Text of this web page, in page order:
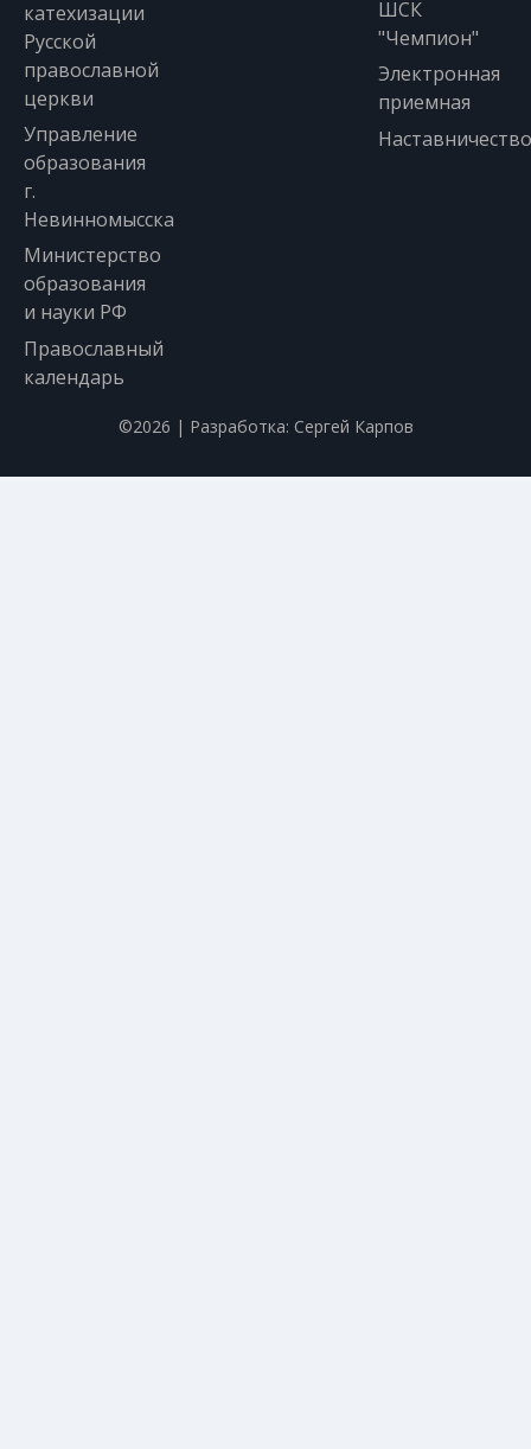
катехизации
Русской
православной
церкви
Управление
образования
г.
Невинномысска
Министерство
образования
и науки РФ
Православный
календарь
ШСК
"Чемпион"
Электронная
приемная
Наставничество
©2026 | Разработка: Сергей Карпов